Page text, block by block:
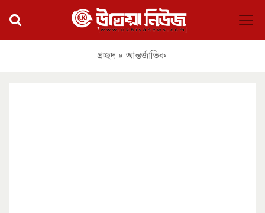
প্রচ্ছদ » আন্তর্জাতিক